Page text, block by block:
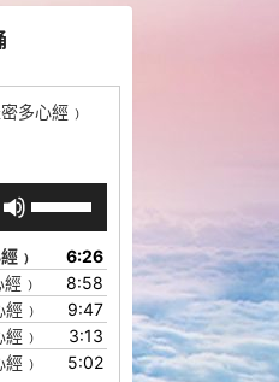
多心經﹚
/
下
箭
头
键
﹚
6:26
﹚
8:58
﹚
9:47
﹚
3:13
﹚ 5:02